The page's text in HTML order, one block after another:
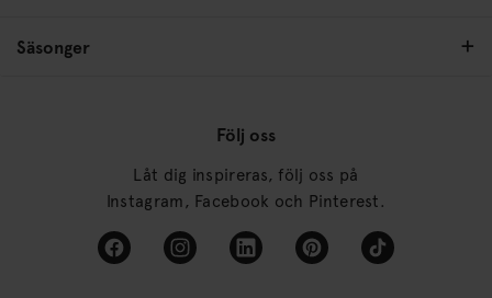
Säsonger
Följ oss
Låt dig inspireras, följ oss på
Instagram, Facebook och Pinterest.